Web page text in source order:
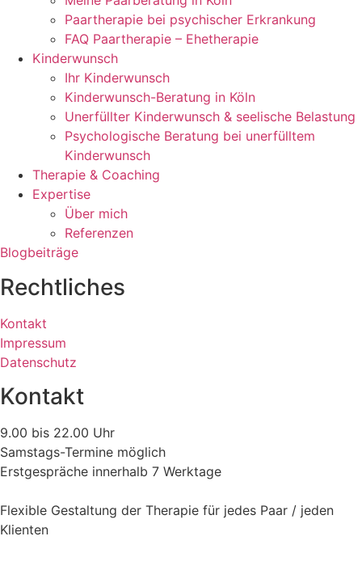
Paartherapie bei psychischer Erkrankung
FAQ Paartherapie – Ehetherapie
Kinderwunsch
Ihr Kinderwunsch
Kinderwunsch-Beratung in Köln
Unerfüllter Kinderwunsch & seelische Belastung
Psychologische Beratung bei unerfülltem
Kinderwunsch
Therapie & Coaching
Expertise
Über mich
Referenzen
Blogbeiträge
Rechtliches
Kontakt
Impressum
Datenschutz
Kontakt
9.00 bis 22.00 Uhr
Samstags-Termine möglich
Erstgespräche innerhalb 7 Werktage
Flexible Gestaltung der Therapie für jedes Paar / jeden
Klienten